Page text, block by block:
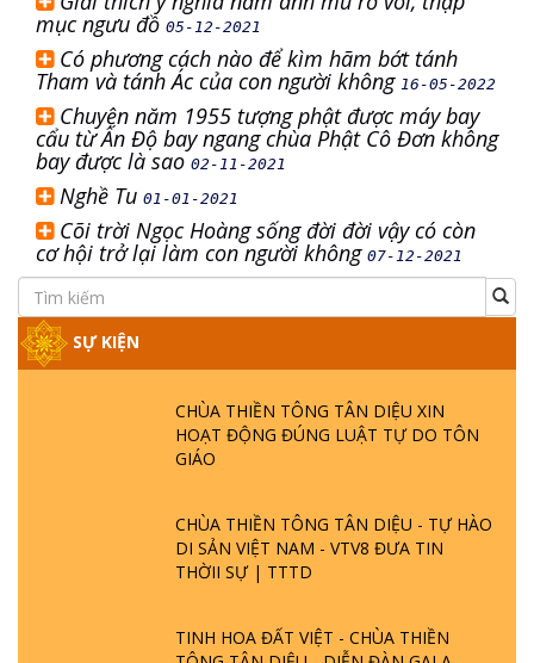
mục ngưu đồ 05-12-2021
Có phương cách nào để kìm hãm bớt tánh
Tham và tánh Ác của con người không 16-05-2022
Chuyện năm 1955 tượng phật được máy bay
cẩu từ Ấn Độ bay ngang chùa Phật Cô Đơn không
bay được là sao02-11-2021
Nghề Tu 01-01-2021
Cõi trời Ngọc Hoàng sống đời đời vậy có còn
cơ hội trở lại làm con người không 07-12-2021
SỰ KIỆN
CHÙA THIỀN TÔNG TÂN DIỆU XIN
HOẠT ĐỘNG ĐÚNG LUẬT TỰ DO TÔN
GIÁO
CHÙA THIỀN TÔNG TÂN DIỆU - TỰ HÀO
DI SẢN VIỆT NAM - VTV8 ĐƯA TIN
THỜII SỰ | TTTD
TINH HOA ĐẤT VIỆT - CHÙA THIỀN